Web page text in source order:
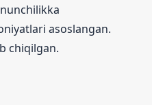
asoslangan.
chiqilgan.